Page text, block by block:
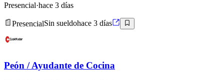
Presencial·hace 3 días
PresencialSin sueldohace 3 días
Peón / Ayudante de Cocina